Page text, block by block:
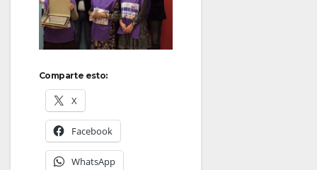
Comparte esto:
X
Facebook
WhatsApp